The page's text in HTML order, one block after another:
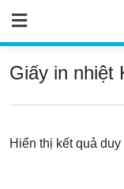
content
Giấy in nhiệt
Hiển thị kết quả duy